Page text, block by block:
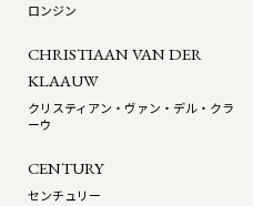
ロンジン
CHRISTIAAN VAN DER
KLAAUW
クリスティアン・ヴァン・デル・クラ
ーウ
CENTURY
センチュリー